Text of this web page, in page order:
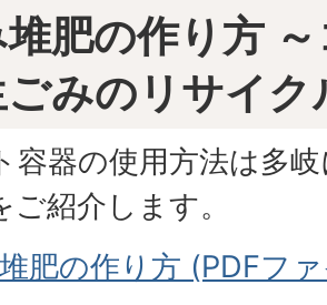
肥の作り方
みのリサイク
容器の使用方法は多
紹介します。
肥の作り方 (PDFフ